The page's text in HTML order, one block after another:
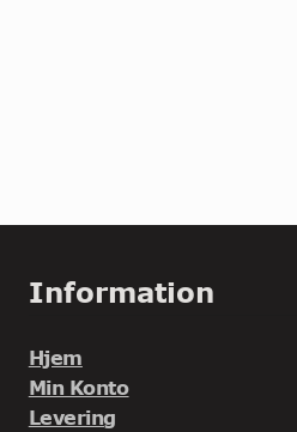
Information
Hjem
Min Konto
Levering